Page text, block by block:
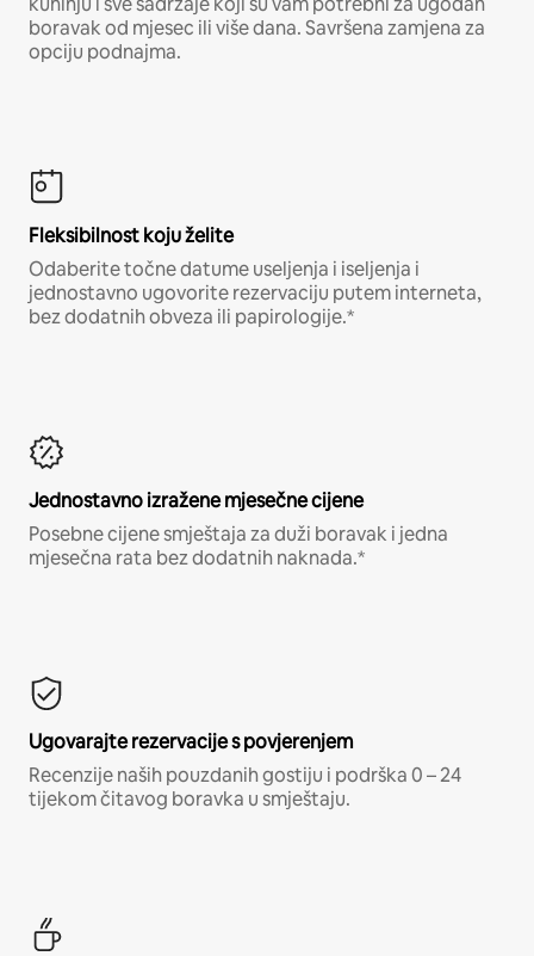
boravak od mjesec ili više dana. Savršena zamjena za
opciju podnajma.
Fleksibilnost koju želite
Odaberite točne datume useljenja i iseljenja i
jednostavno ugovorite rezervaciju putem interneta,
bez dodatnih obveza ili papirologije.*
Jednostavno izražene mjesečne cijene
Posebne cijene smještaja za duži boravak i jedna
mjesečna rata bez dodatnih naknada.*
Ugovarajte rezervacije s povjerenjem
Recenzije naših pouzdanih gostiju i podrška 0 – 24
tijekom čitavog boravka u smještaju.